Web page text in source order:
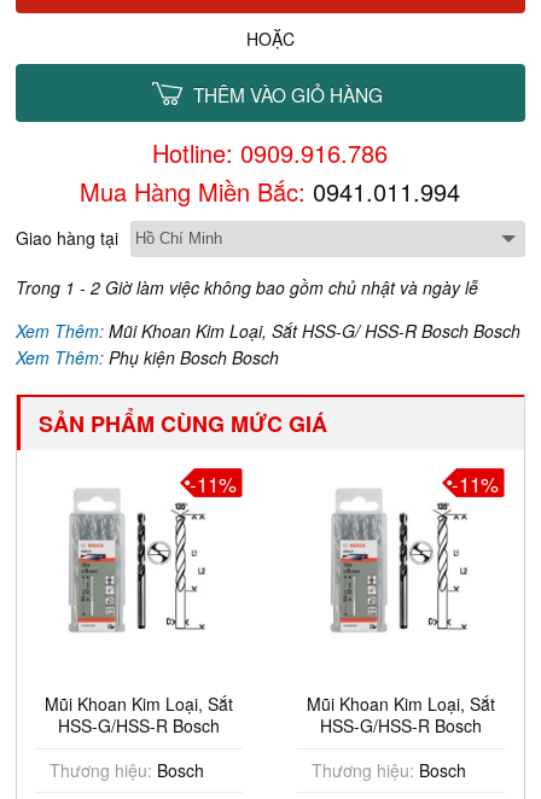
HOẶC
THÊM VÀO GIỎ HÀNG
Hotline: 0909.916.786
Mua Hàng Miền Bắc: 0941.011.994
Giao hàng tại
Trong 1 - 2 Giờ làm việc không bao gồm chủ nhật và ngày lễ
Xem Thêm:Mũi Khoan Kim Loại, Sắt HSS-G/ HSS-R Bosch Bosch
Xem Thêm:Phụ kiện Bosch Bosch
SẢN PHẨM CÙNG MỨC GIÁ
Mũi Khoan Kim Loại, Sắt
HSS-G/HSS-R Bosch
Thương hiệu:Bosch
-11%
Mũi Khoan Kim Loại, Sắt
HSS-G/HSS-R Bosch
Thương hiệu:Bosch
-11%